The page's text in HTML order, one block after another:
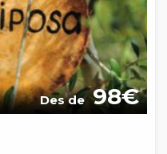
Des de 98